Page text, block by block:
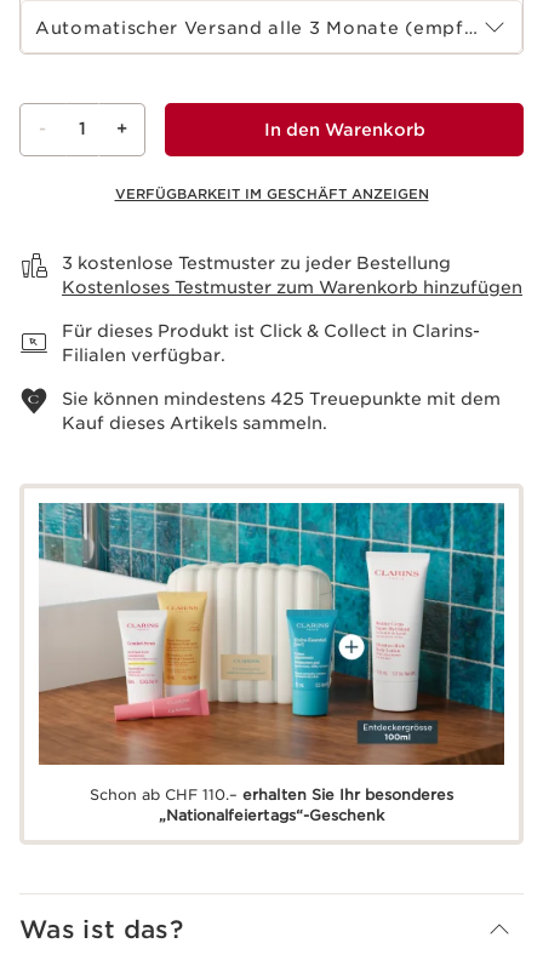
Automatischer Versand alle 3 Monate (empfohlen)
- 1 + In den Warenkorb
VERFÜGBARKEIT IM GESCHÄFT ANZEIGEN
3 kostenlose Testmuster zu jeder Bestellung
Kostenloses Testmuster zum Warenkorb hinzufügen
Für dieses Produkt ist Click & Collect in Clarins-
Filialen verfügbar.
Sie können mindestens 425 Treuepunkte mit dem
Kauf dieses Artikels sammeln.
Schon ab CHF 110.–erhalten Sie Ihr besonderes
„Nationalfeiertags“-Geschenk
Was ist das?